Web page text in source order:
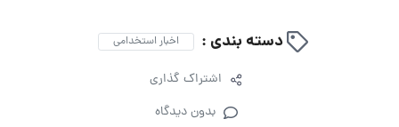
دسته بندی : اخبار استخدامی
اشتراک گذاری
بدون دیدگاه